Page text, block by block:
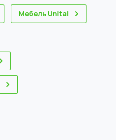
Мебель Unital